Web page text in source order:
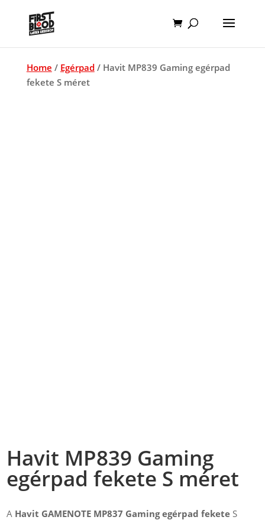
Home / Egérpad/ Havit MP839 Gaming egérpad
fekete S méret
Havit MP839 Gaming
egérpad fekete S méret
A Havit GAMENOTE MP837 Gaming egérpad fekete S